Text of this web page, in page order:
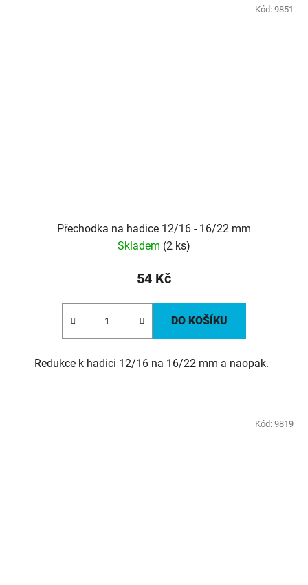
Přechodka na hadice 12/16 - 16/22 mm
Skladem (2 ks)
54 Kč
DO KOŠÍKU
Redukce k hadici 12/16 na 16/22 mm a naopak.
Kód: 9851
Kód: 9819